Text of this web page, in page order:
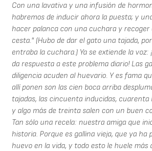
Con una lavativa y una infusión de
habremos de inducir ahora la puesta; y
hacer palanca con una cuchara y recoger
cesta." (Hubo de dar el gato una tajada,
entraba la cuchara.) Ya se extiende la voz:
da respuesta a este problema diario! Las
diligencia acuden al huevario. Y es fama
allí ponen son las cien boca arriba
tajadas, las cincuenta inducidas,
y algo más de treinta salen con un buen
Tan sólo una recela: nuestra amiga que
historia. Porque es gallina vieja, que ya ha
huevo en la vida, y todo esto le huele más